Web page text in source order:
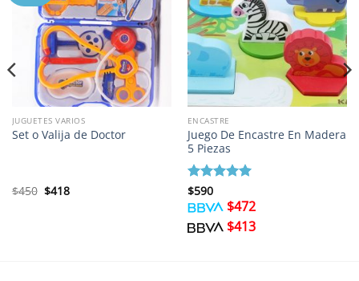
JUGUETES VARIOS
Set o Valija de Doctor
$450 El
precio
$418El
precio
ENCASTRE
Juego De Encastre En Madera
5 Piezas
Valorado
con 5de 5
$590
$472
$413